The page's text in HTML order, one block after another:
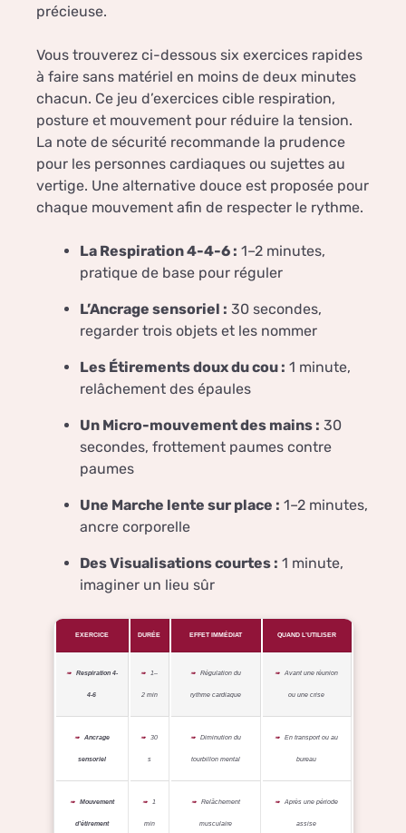
précieuse.
Vous trouverez ci-dessous six exercices rapides
à faire sans matériel en moins de deux minutes
chacun. Ce jeu d’exercices cible respiration,
posture et mouvement pour réduire la tension.
La note de sécurité recommande la prudence
pour les personnes cardiaques ou sujettes au
vertige. Une alternative douce est proposée pour
chaque mouvement afin de respecter le rythme.
La Respiration 4-4-6 : 1–2 minutes,
pratique de base pour réguler
L’Ancrage sensoriel : 30 secondes,
regarder trois objets et les nommer
Les Étirements doux du cou : 1 minute,
relâchement des épaules
Un Micro-mouvement des mains : 30
secondes, frottement paumes contre
paumes
Une Marche lente sur place : 1–2 minutes,
ancre corporelle
Des Visualisations courtes : 1 minute,
imaginer un lieu sûr
EXERCICE DURÉE EFFET IMMÉDIAT QUAND L’UTILISER
Respiration 4-
4-6
1–
2 min
Régulation du
rythme cardiaque
Avant une réunion
ou une crise
Ancrage
sensoriel
30
s
Diminution du
tourbillon mental
En transport ou au
bureau
Mouvement
d’étirement
1
min
Relâchement
musculaire
Après une période
assise